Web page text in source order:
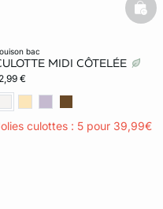
louison bac
MIDI CÔTELÉE
€
culottes : 5 pour 39,99€